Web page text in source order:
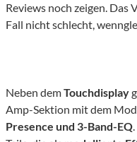
Reviews noch zeigen. Das
Fall nicht schlecht,
Neben demTouchdisplay
Amp-Sektion mit dem
Presence und 3-Band-EQ